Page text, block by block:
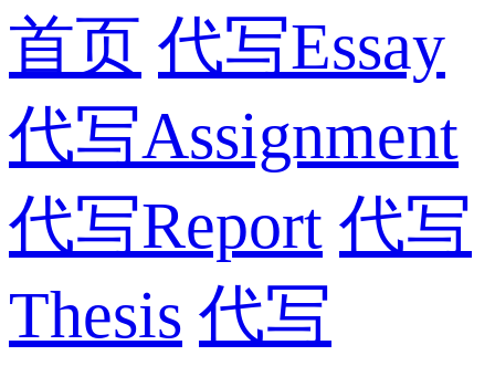
首页 代写Essay
代写Assignment
代写Report 代写
Thesis 代写